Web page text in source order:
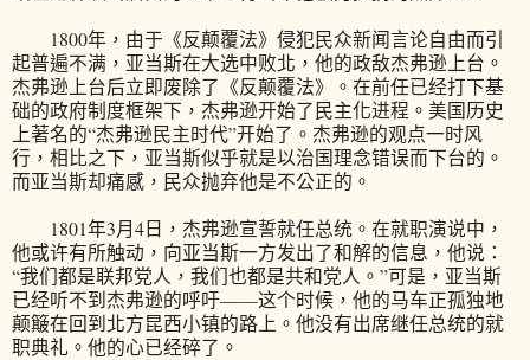
1800年，由于《反颠覆法》侵犯民众新闻言论自由而引
起普遍不满，亚当斯在大选中败北，他的政敌杰弗逊上台。
杰弗逊上台后立即废除了《反颠覆法》。在前任已经打下基
础的政府制度框架下，杰弗逊开始了民主化进程。美国历史
上著名的“杰弗逊民主时代”开始了。杰弗逊的观点一时风
行，相比之下，亚当斯似乎就是以治国理念错误而下台的。
而亚当斯却痛感，民众抛弃他是不公正的。
1801年3月4日，杰弗逊宣誓就任总统。在就职演说中，
他或许有所触动，向亚当斯一方发出了和解的信息，他说：
“我们都是联邦党人，我们也都是共和党人。”可是，亚当斯
已经听不到杰弗逊的呼吁——这个时候，他的马车正孤独地
颠簸在回到北方昆西小镇的路上。他没有出席继任总统的就
职典礼。他的心已经碎了。